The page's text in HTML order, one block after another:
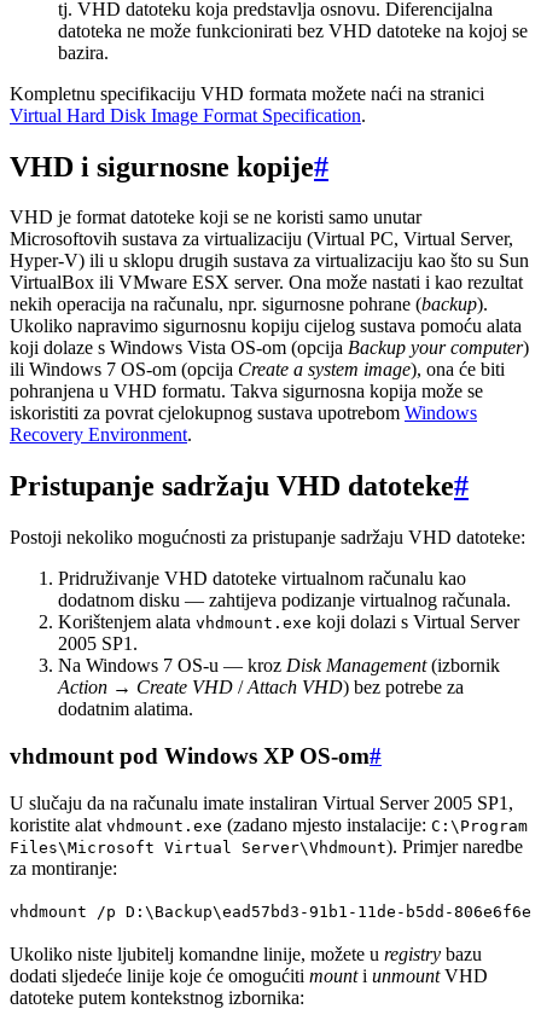
tj. VHD datoteku koja predstavlja osnovu. Diferencijalna
datoteka ne može funkcionirati bez VHD datoteke na kojoj se
bazira.
Kompletnu specifikaciju VHD formata možete naći na stranici
Virtual Hard Disk Image Format Specification.
VHD i sigurnosne kopije#
VHD je format datoteke koji se ne koristi samo unutar
Microsoftovih sustava za virtualizaciju (Virtual PC, Virtual Server,
Hyper-V) ili u sklopu drugih sustava za virtualizaciju kao što su Sun
VirtualBox ili VMware ESX server. Ona može nastati i kao rezultat
nekih operacija na računalu, npr. sigurnosne pohrane (backup).
Ukoliko napravimo sigurnosnu kopiju cijelog sustava pomoću alata
koji dolaze s Windows Vista OS-om (opcija Backup your computer)
ili Windows 7 OS-om (opcija Create a system image), ona će biti
pohranjena u VHD formatu. Takva sigurnosna kopija može se
iskoristiti za povrat cjelokupnog sustava upotrebom Windows
Recovery Environment.
Pristupanje sadržaju VHD datoteke#
Postoji nekoliko mogućnosti za pristupanje sadržaju VHD datoteke:
Pridruživanje VHD datoteke virtualnom računalu kao
dodatnom disku — zahtijeva podizanje virtualnog računala.
Korištenjem alata vhdmount.exe koji dolazi s Virtual Server
2005 SP1.
Na Windows 7 OS-u — kroz Disk Management(izbornik
Action → Create VHD /Attach VHD) bez potrebe za
dodatnim alatima.
vhdmount pod Windows XP OS-om#
U slučaju da na računalu imate instaliran Virtual Server 2005 SP1,
koristite alat vhdmount.exe (zadano mjesto instalacije: C:\Program
Files\Microsoft Virtual Server\Vhdmount). Primjer naredbe
za montiranje:
vhdmount /p D:\Backup\ead57bd3-91b1-11de-b5dd-
Ukoliko niste ljubitelj komandne linije, možete u registry bazu
dodati sljedeće linije koje će omogućiti mounti unmountVHD
datoteke putem kontekstnog izbornika: